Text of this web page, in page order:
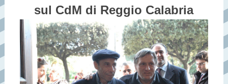
sul CdM di Reggio Calabria